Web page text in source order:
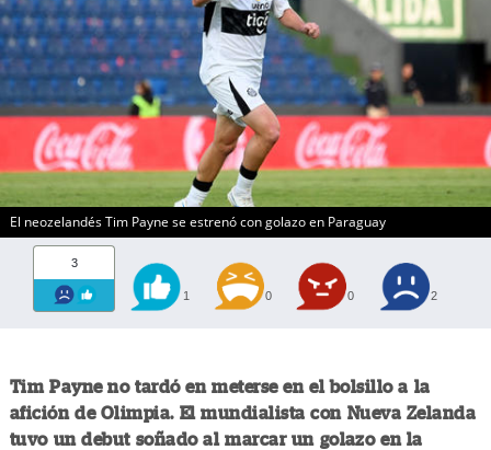
El neozelandés Tim Payne se estrenó con golazo en Paraguay
3
1 0 0 2
Tim Payne no tardó en meterse en el bolsillo a la
afición de Olimpia. El mundialista con Nueva Zelanda
tuvo un debut soñado al marcar un golazo en la